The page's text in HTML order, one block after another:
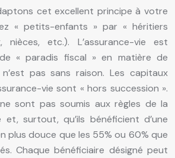
cet excellent principe à votre
« petits-enfants » par « héritiers
nièces, etc.). L’assurance-vie est
« paradis fiscal » en matière de
pas sans raison. Les capitaux
vie sont « hors succession ».
ne sont pas soumis aux règles de la
et, surtout, qu’ils bénéficient d’une
plus douce que les 55% ou 60% que
Chaque bénéficiaire désigné peut